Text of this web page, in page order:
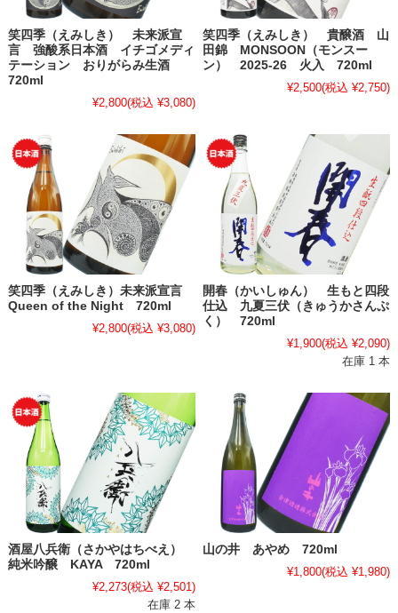
笑四季（えみしき） 未来派宣
言 強酸系日本酒 イチゴメディ
テーション おりがらみ生酒
720ml
¥2,800(税込 ¥3,080)
笑四季（えみしき） 貴醸酒 山
田錦 MONSOON（モンスー
ン） 2025-26 火入 720ml
¥2,500(税込 ¥2,750)
笑四季（えみしき）未来派宣言
Queen of the Night 720ml
¥2,800(税込 ¥3,080)
開春（かいしゅん） 生もと四段
仕込 九夏三伏（きゅうかさんぷ
く） 720ml
¥1,900(税込 ¥2,090)
在庫 1 本
酒屋八兵衛（さかやはちべえ）
純米吟醸 KAYA 720ml
¥2,273(税込 ¥2,501)
在庫 2 本
山の井 あやめ 720ml
¥1,800(税込 ¥1,980)